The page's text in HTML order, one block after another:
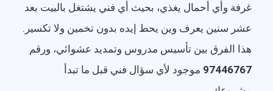
غرفة وأي أحمال يغذي، بحيث أي فني يشتغل بالبيت بعد
عشر سنين يعرف وين يحط إيده بدون تخمين ولا تكسير.
هذا الفرق بين تأسيس مدروس وتمديد عشوائي، ورقم
97446767 موجود لأي سؤال فني قبل ما تبدأ